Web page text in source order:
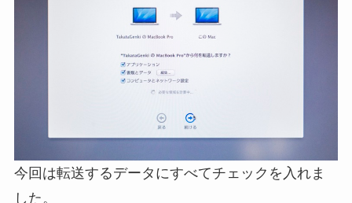
今回は転送するデータにすべてチェックを入れま
した。